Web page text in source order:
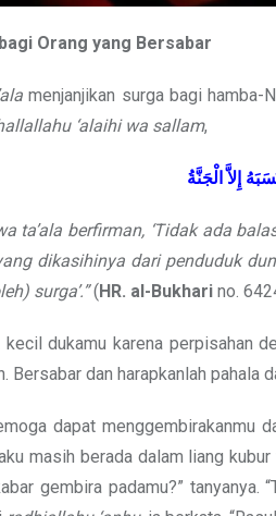
Orang yang Bersabar
menjanjikan surga bagi hamba-
‘alaihi wa sallam,
إِلاَّ الْجَنَّةُ
ta’ala berfirman, ‘Tidak ada
dikasihinya dari penduduk
surga’.”( HR. al-Bukhari no.
kecil dukamu karena perpisahan
Bersabar dan harapkanlah pahala
dapat menggembirakanmu
masih berada dalam liang
gembira padamu?” tanyanya.